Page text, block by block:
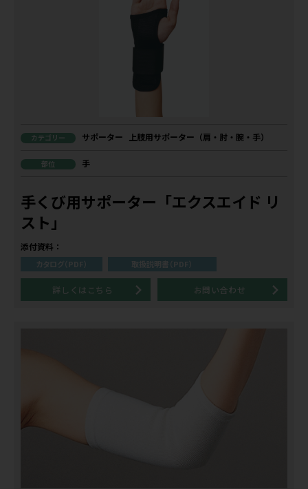
カテゴリー サポーター 上肢用サポーター（肩・肘・腕・手）
部位 手
手くび用サポーター「エクスエイド リ
スト」
添付資料：
カタログ（PDF） 取扱説明書（PDF）
詳しくはこちら お問い合わせ